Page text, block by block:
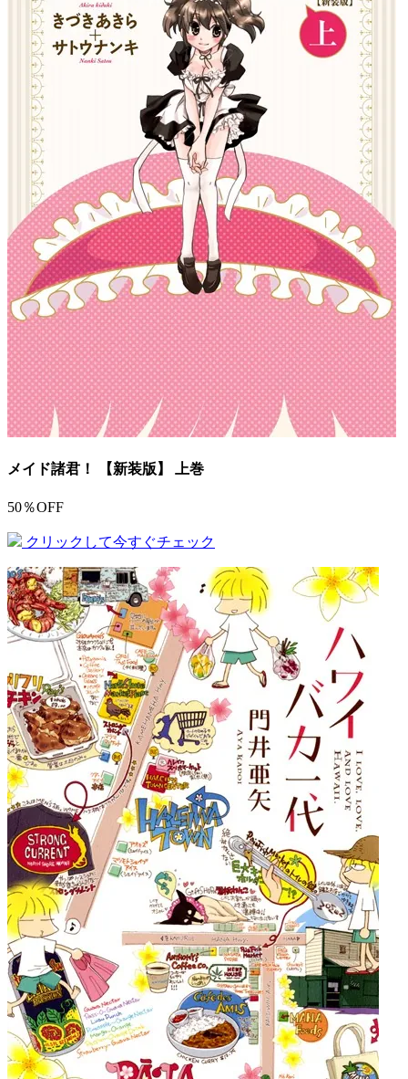
メイド諸君！ 【新装版】 上巻
50％OFF
クリックして今すぐチェック